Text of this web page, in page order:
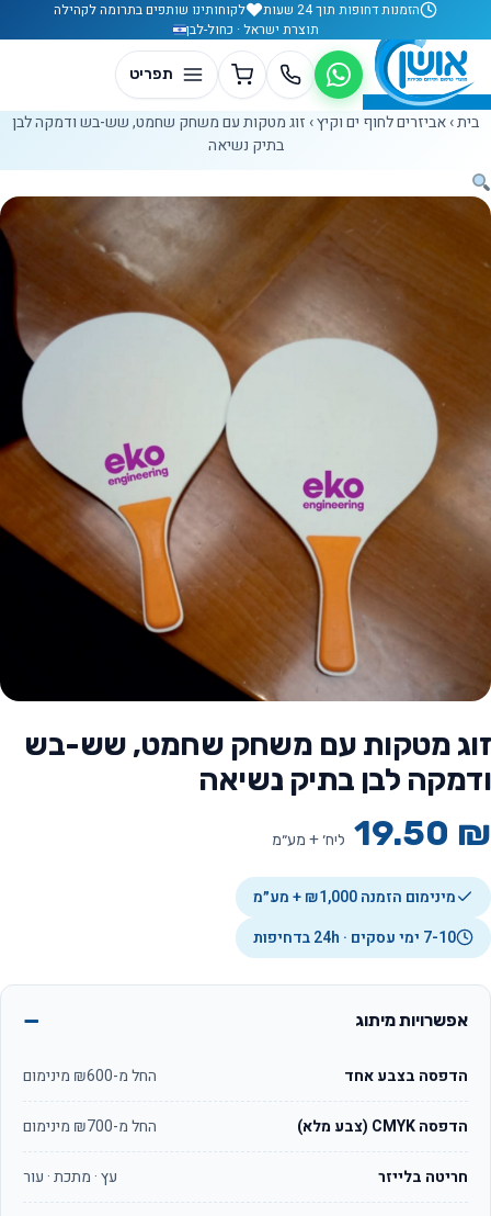
דלג לתוכןהזמנות דחופות תוך 24 שעות
לקוחותינו שותפים בתרומה לקהילה
תוצרת ישראל · כחול-לבן
בית›אביזרים לחוף ים וקיץ› זוג מטקות עם משחק שחמט, שש-בש ודמקה לבן
בתיק נשיאה
זוג מטקות עם משחק שחמט, שש-בש
ודמקה לבן בתיק נשיאה
19.50 ₪ ליח׳ + מע״מ
מינימום הזמנה ₪1,000 + מע״מ
7-10 ימי עסקים · 24h בדחיפות
אפשרויות מיתוג
הדפסה בצבע אחד החל מ-₪600 מינימום
הדפסה CMYK (צבע מלא) החל מ-₪700 מינימום
חריטה בלייזר עץ · מתכת · עור